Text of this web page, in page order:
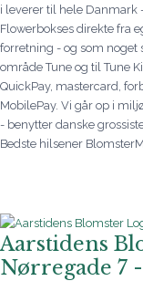
i leverer til hele Danmark
Flowerbokses direkte fra
forretning - og som
område Tune og til Tune
QuickPay, mastercard,
MobilePay. Vi går op i
- benytter danske
Bedste hilsener
Aarstidens
Nørregade 7